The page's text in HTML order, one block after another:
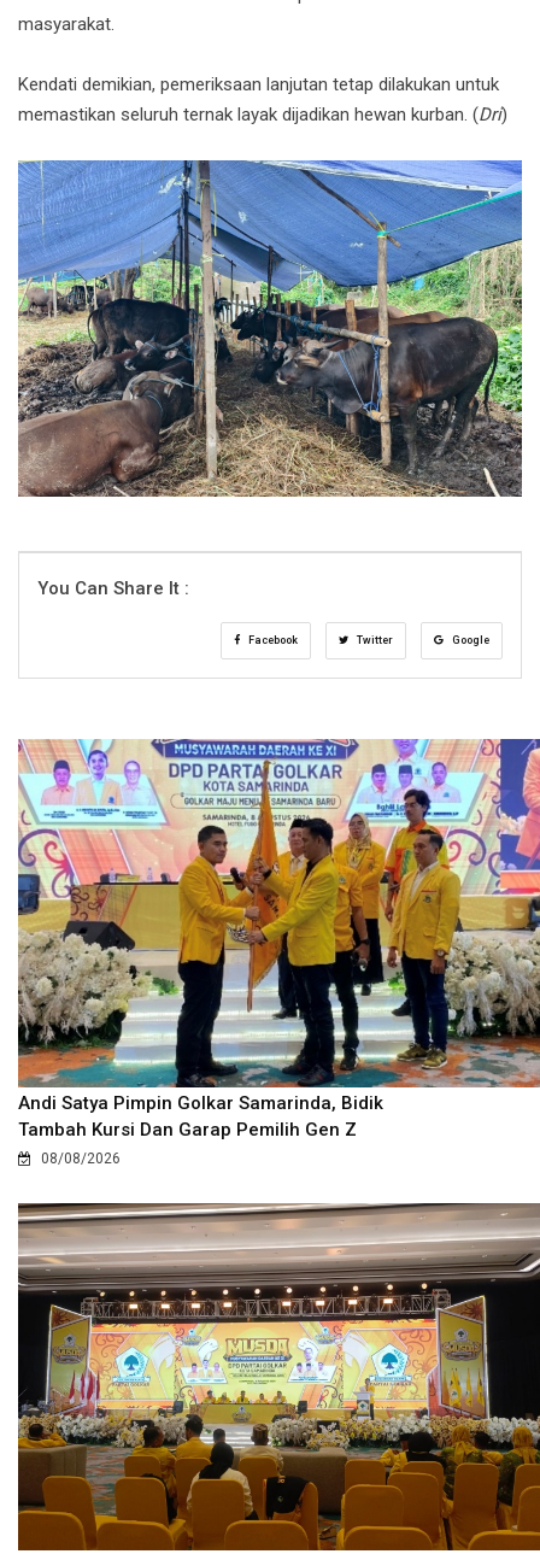
masyarakat.
Kendati demikian, pemeriksaan lanjutan tetap dilakukan untuk
memastikan seluruh ternak layak dijadikan hewan kurban. (Dri)
You Can Share It :
Facebook Twitter Google
Andi Satya Pimpin Golkar Samarinda, Bidik
Tambah Kursi Dan Garap Pemilih Gen Z
08/08/2026